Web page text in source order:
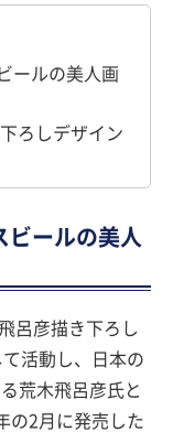
ールの美人画
ろしデザイン
ビールの美人
呂彦描き下ろし
活動し、日本の
荒木飛呂彦氏と
の2月に発売した